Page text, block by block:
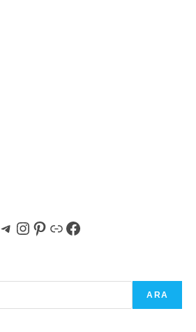
Telegram
Instagram
Pinterest
BağlantıFacebook
ARA